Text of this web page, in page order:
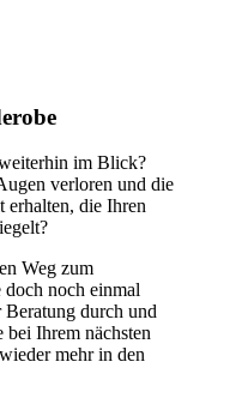
im Blick?
verloren und die
erhalten, die Ihren
Weg zum
doch noch einmal
durch und
bei Ihrem nächsten
mehr in den